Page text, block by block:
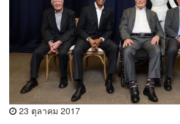
23 ตุลาคม 2017